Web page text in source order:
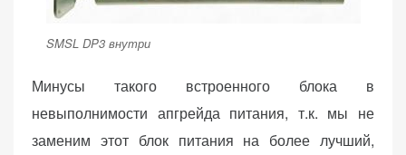
SMSL DP3 внутри
Минусы такого встроенного блока в
невыполнимости апгрейда питания, т.к. мы не
заменим этот блок питания на более лучший,